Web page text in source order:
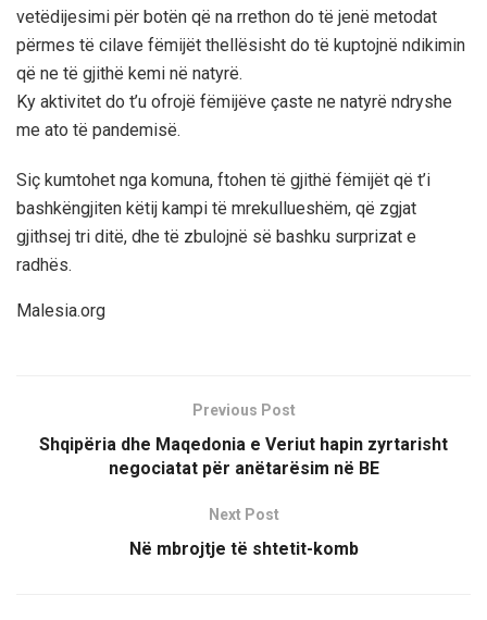
vetëdijesimi për botën që na rrethon do të jenë metodat
përmes të cilave fëmijët thellësisht do të kuptojnë ndikimin
që ne të gjithë kemi në natyrë.
Ky aktivitet do t’u ofrojë fëmijëve çaste ne natyrë ndryshe
me ato të pandemisë.
Siç kumtohet nga komuna, ftohen të gjithë fëmijët që t’i
bashkëngjiten këtij kampi të mrekullueshëm, që zgjat
gjithsej tri ditë, dhe të zbulojnë së bashku surprizat e
radhës.
Malesia.org
Previous Post
Shqipëria dhe Maqedonia e Veriut hapin zyrtarisht
negociatat për anëtarësim në BE
Next Post
Në mbrojtje të shtetit-komb